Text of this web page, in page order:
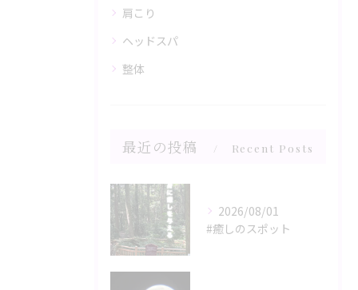
肩こり
ヘッドスパ
整体
最近の投稿 Recent Posts
2026/08/01
#癒しのスポット